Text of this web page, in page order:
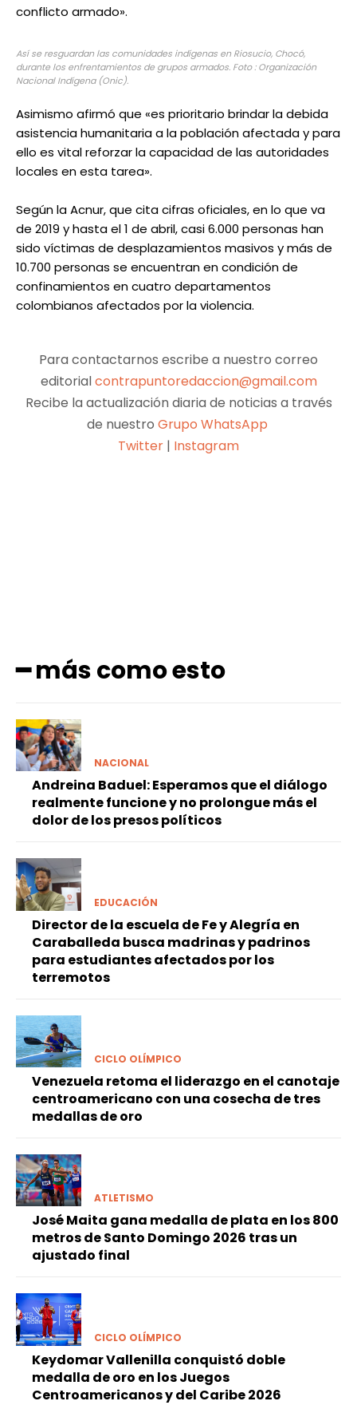
conflicto armado».
Así se resguardan las comunidades indígenas en Riosucio, Chocó,
durante los enfrentamientos de grupos armados. Foto : Organización
Nacional Indígena (Onic).
Asimismo afirmó que «es prioritario brindar la debida
asistencia humanitaria a la población afectada y para
ello es vital reforzar la capacidad de las autoridades
locales en esta tarea».
Según la Acnur, que cita cifras oficiales, en lo que va
de 2019 y hasta el 1 de abril, casi 6.000 personas han
sido víctimas de desplazamientos masivos y más de
10.700 personas se encuentran en condición de
confinamientos en cuatro departamentos
colombianos afectados por la violencia.
Para contactarnos escribe a nuestro correo
editorialcontrapuntoredaccion@gmail.com
Recibe la actualización diaria de noticias a través
de nuestro Grupo WhatsApp
Twitter | Instagram
━ más como esto
NACIONAL
Andreina Baduel: Esperamos que el diálogo
realmente funcione y no prolongue más el
dolor de los presos políticos
EDUCACIÓN
Director de la escuela de Fe y Alegría en
Caraballeda busca madrinas y padrinos
para estudiantes afectados por los
terremotos
CICLO OLÍMPICO
Venezuela retoma el liderazgo en el canotaje
centroamericano con una cosecha de tres
medallas de oro
ATLETISMO
José Maita gana medalla de plata en los 800
metros de Santo Domingo 2026 tras un
ajustado final
CICLO OLÍMPICO
Keydomar Vallenilla conquistó doble
medalla de oro en los Juegos
Centroamericanos y del Caribe 2026